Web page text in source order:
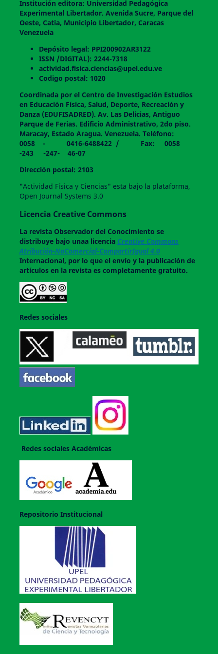
Institución editora: Universidad Pedagógica
Experimental Libertador. Avenida Sucre, Parque del
Oeste, Catia, Municipio Libertador, Caracas
Venezuela
Depósito legal: PPI200902AR3122
ISSN /DIGITAL): 2244-7318
actividad.fisica.ciencias@upel.edu.ve
Codigo postal: 1020
Coordinada por el Centro de Investigación Estudios
en Educación Física, Salud, Deporte, Recreación y
Danza (EDUFISADRED). Av. Las Delicias, Antiguo
Parque de Ferias. Edificio Administrativo, 2do piso.
Maracay, Estado Aragua. Venezuela. Teléfono:
0058 - 0416-6488422 / Fax: 0058
-243 -247- 46-07
Dirección postal: 2103
"Actividad Física y Ciencias" esta bajo la plataforma,
Open Journal Systems 3.0
Licencia Creative Commons
La revistaObservador del Conocimiento se
distribuye bajo unaa licencia Creative Commons
Atribución-NoComercial-CompartirIgual 4.0
Internacional, por lo que el envío y la publicación de
artículos en la revista es completamente gratuito.
Redes sociales
Redes sociales Académicas
Repositorio Institucional